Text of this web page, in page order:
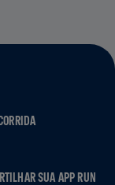
SUA APP RUN